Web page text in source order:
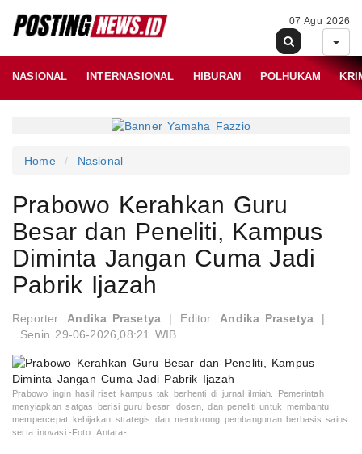
07 Agu 2026
NASIONAL INTERNASIONAL HIBURAN POLHUKAM
Home Nasional
Prabowo Kerahkan Guru
Besar dan Peneliti, Kampus
Diminta Jangan Cuma Jadi
Pabrik Ijazah
Reporter:Andika Prasetya | Editor:Andika Prasetya
|
Senin 29-06-2026,08:21 WIB
Prabowo ingin hasil riset kampus tak berhenti di jurnal ilmiah. Pemerintah
menyiapkan satgas berisi guru besar, dosen, dan peneliti untuk membantu
mempercepat kebijakan strategis dan mendorong pembangunan berbasis sains
serta inovasi.-Foto: Antara-